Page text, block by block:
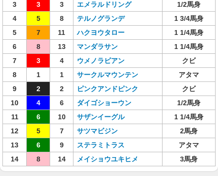
3
3 3 エメラルドリング
1/2馬身
4
5 8 テルノグランデ
1 3/4馬身
5
7 11 ハクヨウタロー
1 1/4馬身
6
8 13 マンダラサン
1 1/4馬身
7
3 4 ウメノラビアン
クビ
8
1 1 サークルマウンテン
アタマ
9
2 2 ピンクアンドピンク
クビ
10
4 6 ダイゴショーウン
1/2馬身
11
6 10 サザンイーグル
1 1/4馬身
12
5 7 サツマビジン
2馬身
13
6 9 ステラミトラス
アタマ
14
8 14 メイショウユキヒメ 3馬身